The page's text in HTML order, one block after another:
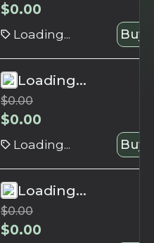
$0.00
Loading... Buy
Loading...
$0.00
$0.00
Loading... Buy
Loading...
$0.00
$0.00